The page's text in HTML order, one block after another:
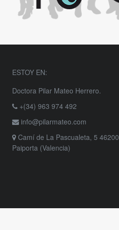
ESTOY EN:
Doctora Pilar Mateo Herrero.
+(34) 963 974 492
info@pilarmateo.com
Camí de La Pascualeta, 5 46200
Paiporta (Valencia)